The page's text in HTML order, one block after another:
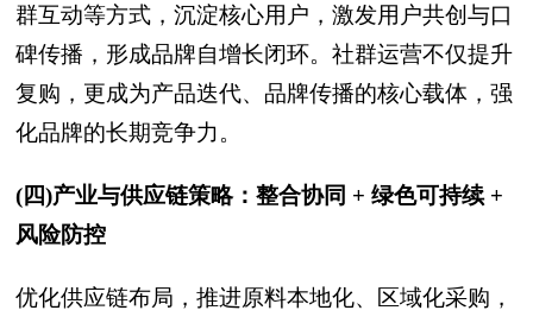
群互动等方式，沉淀核心用户，激发用户共创与口
碑传播，形成品牌自增长闭环。社群运营不仅提升
复购，更成为产品迭代、品牌传播的核心载体，强
化品牌的长期竞争力。
(四)产业与供应链策略：整合协同 + 绿色可持续 +
风险防控
优化供应链布局，推进原料本地化、区域化采购，